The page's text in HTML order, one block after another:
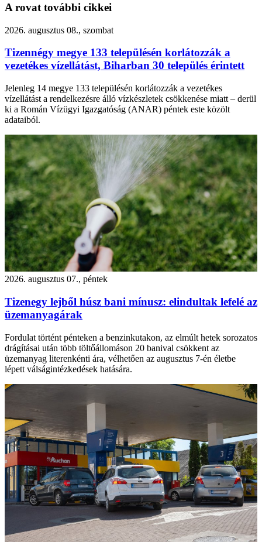
A rovat további cikkei
2026. augusztus 08., szombat
Tizennégy megye 133 településén korlátozzák a
vezetékes vízellátást, Biharban 30 település érintett
Jelenleg 14 megye 133 településén korlátozzák a vezetékes
vízellátást a rendelkezésre álló vízkészletek csökkenése miatt – derül
ki a Román Vízügyi Igazgatóság (ANAR) péntek este közölt
adataiból.
2026. augusztus 07., péntek
Tizenegy lejből húsz bani mínusz: elindultak lefelé az
üzemanyagárak
Fordulat történt pénteken a benzinkutakon, az elmúlt hetek sorozatos
drágításai után több töltőállomáson 20 banival csökkent az
üzemanyag literenkénti ára, vélhetően az augusztus 7-én életbe
lépett válságintézkedések hatására.